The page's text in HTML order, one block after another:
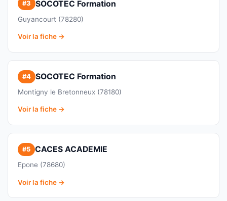
#3 SOCOTEC Formation
Guyancourt (78280)
Voir la fiche →
#4 SOCOTEC Formation
Montigny le Bretonneux (78180)
Voir la fiche →
#5 CACES ACADEMIE
Epone (78680)
Voir la fiche →